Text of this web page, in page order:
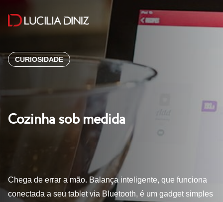
CURIOSIDADE
Cozinha sob medida
Chega de errar a mão. Balança inteligente, que funciona
conectada a seu tablet via Bluetooth, é um gadget simples